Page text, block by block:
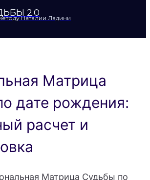
2.0
Наталии Ладини
Матрица
дате рождения:
расчет и
Матрица Судьбы по